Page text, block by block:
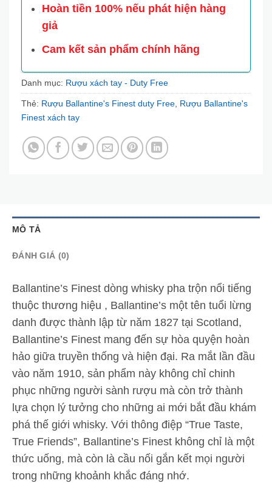
Hoàn tiền 100% nếu phát hiện hàng
giả
Cam kết sản phẩm chính hãng
Danh mục: Rượu xách tay - Duty Free
Thẻ: Rượu Ballantine's Finest duty Free Rượu Ballantine's
Finest xách tay
MÔ TẢ
ĐÁNH GIÁ (0)
Ballantine’s Finest dòng whisky pha trộn nổi tiếng
thuộc thương hiệu , Ballantine’s một tên tuổi lừng
danh được thành lập từ năm 1827 tại Scotland,
Ballantine’s Finest mang đến sự hòa quyện hoàn
hảo giữa truyền thống và hiện đại. Ra mắt lần đầu
vào năm 1910, sản phẩm này không chỉ chinh
phục những người sành rượu mà còn trở thành
lựa chọn lý tưởng cho những ai mới bắt đầu khám
phá thế giới whisky. Với thông điệp “True Taste,
True Friends”, Ballantine’s Finest không chỉ là một
thức uống, mà còn là cầu nối gắn kết mọi người
trong những khoảnh khắc đáng nhớ.